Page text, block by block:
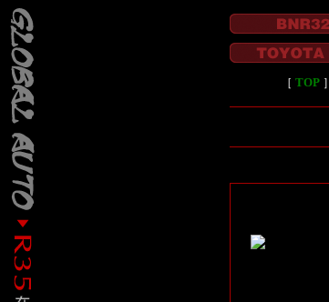
［ TOP］